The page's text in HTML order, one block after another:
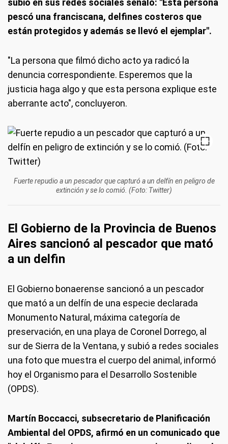
subió en sus redes sociales señaló: "Esta persona
pescó una franciscana, delfines costeros que
están protegidos y además se llevó el ejemplar".
"La persona que filmó dicho acto ya radicó la
denuncia correspondiente. Esperemos que la
justicia haga algo y que esta persona explique este
aberrante acto", concluyeron.
Fuerte repudio a un pescador que capturó a un delfín en peligro de
extinción y se lo comió. (Foto: Twitter)
El Gobierno de la Provincia de Buenos
Aires sancionó al pescador que mató
a un delfin
El Gobierno bonaerense sancionó a un pescador
que mató a un delfín de una especie declarada
Monumento Natural, máxima categoría de
preservación, en una playa de Coronel Dorrego, al
sur de Sierra de la Ventana, y subió a redes sociales
una foto que muestra el cuerpo del animal, informó
hoy el Organismo para el Desarrollo Sostenible
(OPDS).
Martín Boccacci, subsecretario de Planificación
Ambiental del OPDS, afirmó en un comunicado que